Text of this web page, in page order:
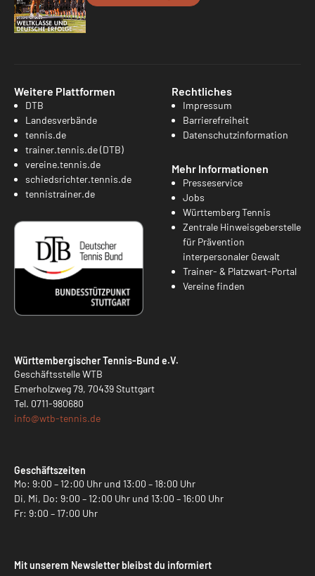
Weitere Plattformen
DTB
Landesverbände
tennis.de
trainer.tennis.de (DTB)
vereine.tennis.de
schiedsrichter.tennis.de
tennistrainer.de
Rechtliches
Impressum
Barrierefreiheit
Datenschutzinformation
Mehr Informationen
Presseservice
Jobs
Württemberg Tennis
Zentrale Hinweisgeberstelle
für Prävention
interpersonaler Gewalt
Trainer- & Platzwart-Portal
Vereine finden
Württembergischer Tennis-Bund e.V.
Geschäftsstelle WTB
Emerholzweg 79, 70439 Stuttgart
Tel. 0711-980680
info@wtb-tennis.de
Geschäftszeiten
Mo: 9:00 – 12:00 Uhr und 13:00 – 18:00 Uhr
Di, Mi, Do: 9:00 – 12:00 Uhr und 13:00 – 16:00 Uhr
Fr: 9:00 – 17:00 Uhr
Mit unserem Newsletter bleibst du informiert